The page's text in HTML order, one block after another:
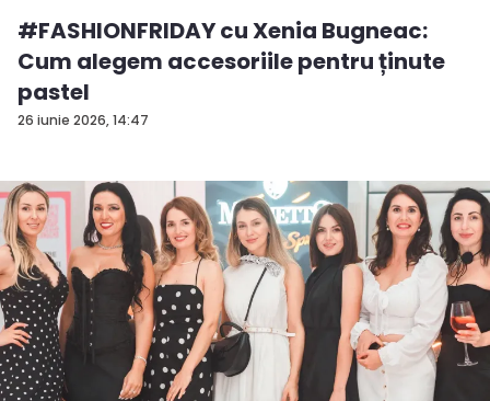
26 iunie 2026, 14:47
#FASHIONFRIDAY cu Xenia Bugneac:
Cum alegem accesoriile pentru ținute
pastel